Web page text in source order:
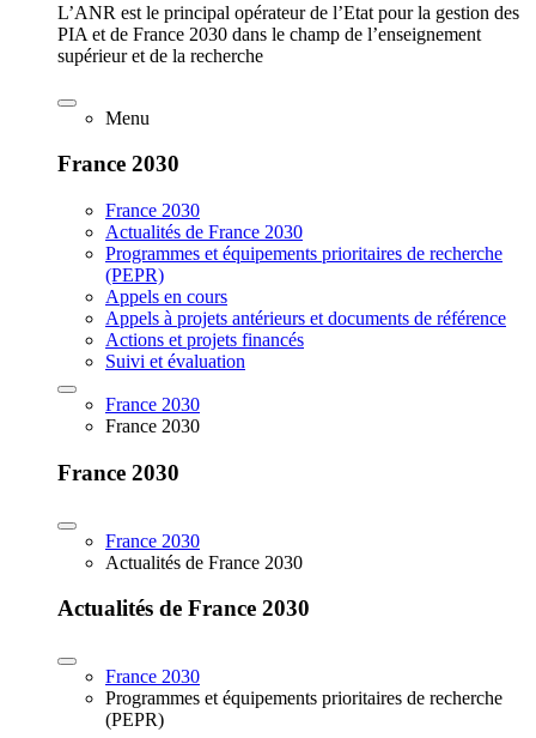
L’ANR est le principal opérateur de l’Etat pour la gestion des
PIA et de France 2030 dans le champ de l’enseignement
supérieur et de la recherche
Menu
France 2030
France 2030
Actualités de France 2030
Programmes et équipements prioritaires de recherche
(PEPR)
Appels en cours
Appels à projets antérieurs et documents de référence
Actions et projets financés
Suivi et évaluation
France 2030
France 2030
France 2030
France 2030
Actualités de France 2030
Actualités de France 2030
France 2030
Programmes et équipements prioritaires de recherche
(PEPR)